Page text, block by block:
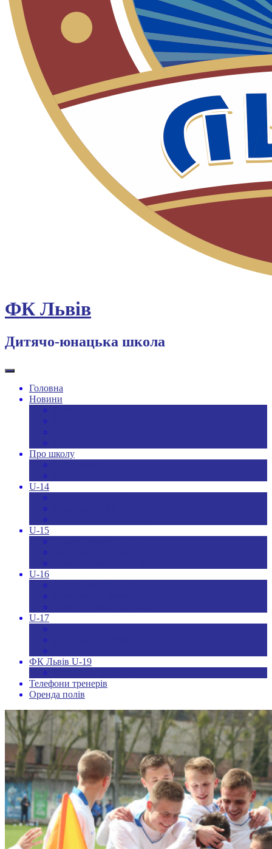
ФК Львів
Дитячо-юнацька школа
Головна
Новини
Про школу
U-14
U-15
U-16
U-17
ФК Львів U-19
Телефони тренерів
Оренда полів